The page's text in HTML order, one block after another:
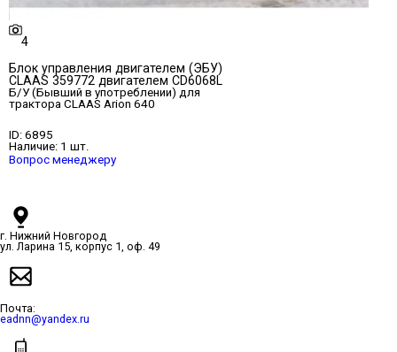
4
Блок управления двигателем (ЭБУ)
CLAAS 359772 двигателем CD6068L
Б/У (Бывший в употреблении) для
трактора CLAAS Arion 640
ID: 6895
Наличие: 1 шт.
Вопрос менеджеру
г. Нижний Новгород
ул. Ларина 15, корпус 1, оф. 49
Почта:
eadnn@yandex.ru